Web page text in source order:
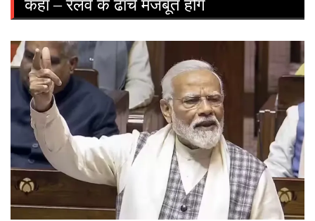
कहा – रेलवे के ढाँचे मजबूत होंगे